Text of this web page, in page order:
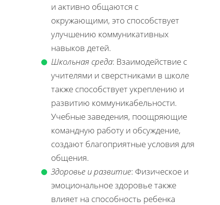
и активно общаются с
окружающими, это способствует
улучшению коммуникативных
навыков детей.
Школьная среда: Взаимодействие с
учителями и сверстниками в школе
также способствует укреплению и
развитию коммуникабельности.
Учебные заведения, поощряющие
командную работу и обсуждение,
создают благоприятные условия для
общения.
Здоровье и развитие: Физическое и
эмоциональное здоровье также
влияет на способность ребенка